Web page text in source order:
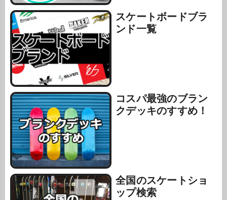
スケートボードブラ
ンド一覧
コスパ最強のブラン
クデッキのすすめ！
全国のスケートショ
ップ検索